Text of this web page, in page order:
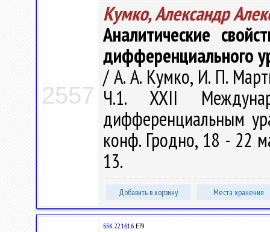
2557
Кумко, Александр
Аналитические
дифференциального
/ А. А. Кумко, И. П.
Ч.1. XXII
дифференциальным
конф. Гродно, 18 - 22
13.
Добавить в корзину Места хранения
ББК 22.161.6 Е79